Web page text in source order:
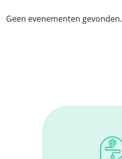
Geen evenementen gevonden.